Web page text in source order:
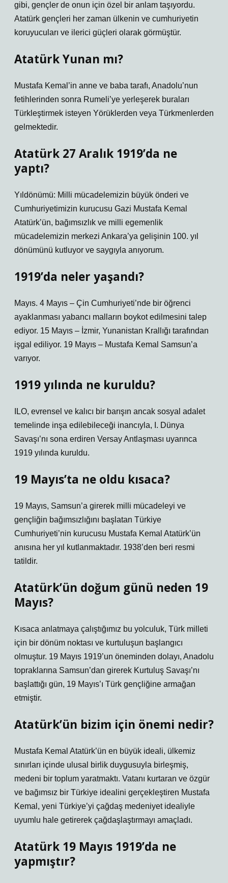
gibi, gençler de onun için özel bir anlam taşıyordu.
Atatürk gençleri her zaman ülkenin ve cumhuriyetin
koruyucuları ve ilerici güçleri olarak görmüştür.
Atatürk Yunan mı?
Mustafa Kemal’in anne ve baba tarafı, Anadolu’nun
fetihlerinden sonra Rumeli’ye yerleşerek buraları
Türkleştirmek isteyen Yörüklerden veya Türkmenlerden
gelmektedir.
Atatürk 27 Aralık 1919’da ne
yaptı?
Yıldönümü: Milli mücadelemizin büyük önderi ve
Cumhuriyetimizin kurucusu Gazi Mustafa Kemal
Atatürk’ün, bağımsızlık ve milli egemenlik
mücadelemizin merkezi Ankara’ya gelişinin 100. yıl
dönümünü kutluyor ve saygıyla anıyorum.
1919’da neler yaşandı?
Mayıs. 4 Mayıs – Çin Cumhuriyeti’nde bir öğrenci
ayaklanması yabancı malların boykot edilmesini talep
ediyor. 15 Mayıs – İzmir, Yunanistan Krallığı tarafından
işgal ediliyor. 19 Mayıs – Mustafa Kemal Samsun’a
varıyor.
1919 yılında ne kuruldu?
ILO, evrensel ve kalıcı bir barışın ancak sosyal adalet
temelinde inşa edilebileceği inancıyla, I. Dünya
Savaşı’nı sona erdiren Versay Antlaşması uyarınca
1919 yılında kuruldu.
19 Mayıs’ta ne oldu kısaca?
19 Mayıs, Samsun’a girerek milli mücadeleyi ve
gençliğin bağımsızlığını başlatan Türkiye
Cumhuriyeti’nin kurucusu Mustafa Kemal Atatürk’ün
anısına her yıl kutlanmaktadır. 1938’den beri resmi
tatildir.
Atatürk’ün doğum günü neden 19
Mayıs?
Kısaca anlatmaya çalıştığımız bu yolculuk, Türk milleti
için bir dönüm noktası ve kurtuluşun başlangıcı
olmuştur. 19 Mayıs 1919’un öneminden dolayı, Anadolu
topraklarına Samsun’dan girerek Kurtuluş Savaşı’nı
başlattığı gün, 19 Mayıs’ı Türk gençliğine armağan
etmiştir.
Atatürk’ün bizim için önemi nedir?
Mustafa Kemal Atatürk’ün en büyük ideali, ülkemiz
sınırları içinde ulusal birlik duygusuyla birleşmiş,
medeni bir toplum yaratmaktı. Vatanı kurtaran ve özgür
ve bağımsız bir Türkiye idealini gerçekleştiren Mustafa
Kemal, yeni Türkiye’yi çağdaş medeniyet idealiyle
uyumlu hale getirerek çağdaşlaştırmayı amaçladı.
Atatürk 19 Mayıs 1919’da ne
yapmıştır?